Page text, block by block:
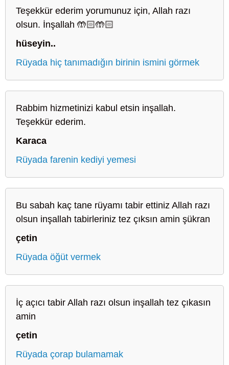
Teşekkür ederim yorumunuz için, Allah razı
olsun. İnşallah 🤲🏻🤲🏻
hüseyin..
Rüyada hiç tanımadığın birinin ismini görmek
Rabbim hizmetinizi kabul etsin inşallah.
Teşekkür ederim.
Karaca
Rüyada farenin kediyi yemesi
Bu sabah kaç tane rüyamı tabir ettiniz Allah razı
olsun inşallah tabirleriniz tez çıksın amin şükran
çetin
Rüyada öğüt vermek
İç açıcı tabir Allah razı olsun inşallah tez çıkasın
amin
çetin
Rüyada çorap bulamamak